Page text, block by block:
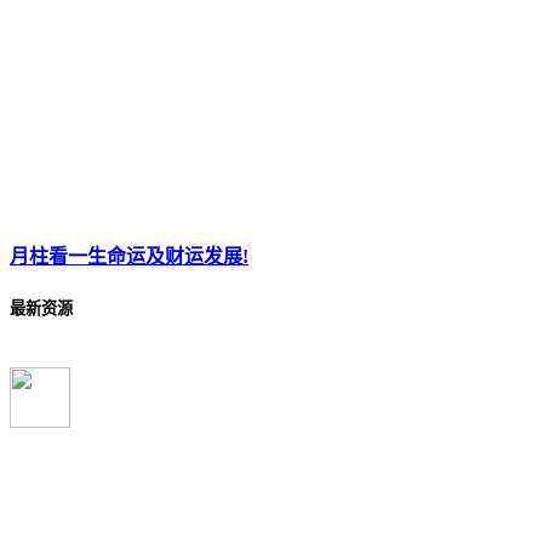
月柱看一生命运及财运发展!
最新资源